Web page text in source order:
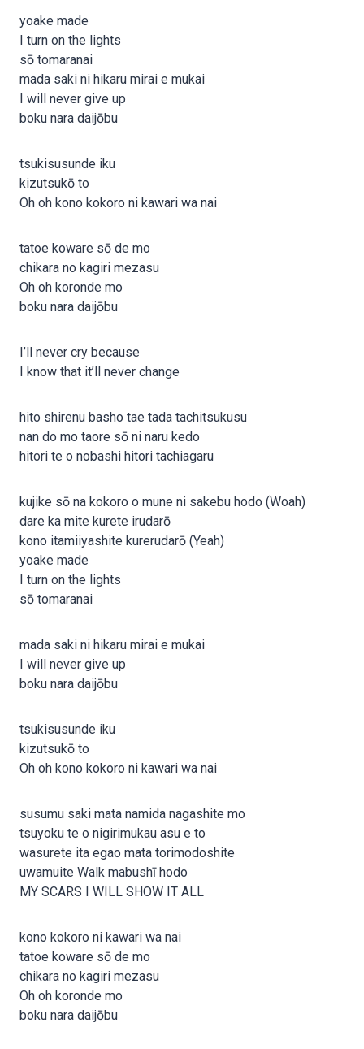
yoake made
I turn on the lights
sō tomaranai
mada saki ni hikaru mirai e mukai
I will never give up
boku nara daijōbu
tsukisusunde iku
kizutsukō to
Oh oh kono kokoro ni kawari wa nai
tatoe koware sō de mo
chikara no kagiri mezasu
Oh oh koronde mo
boku nara daijōbu
I’ll never cry because
I know that it’ll never change
hito shirenu basho tae tada tachitsukusu
nan do mo taore sō ni naru kedo
hitori te o nobashi hitori tachiagaru
kujike sō na kokoro o mune ni sakebu hodo (Woah)
dare ka mite kurete irudarō
kono itamiiyashite kurerudarō (Yeah)
yoake made
I turn on the lights
sō tomaranai
mada saki ni hikaru mirai e mukai
I will never give up
boku nara daijōbu
tsukisusunde iku
kizutsukō to
Oh oh kono kokoro ni kawari wa nai
susumu saki mata namida nagashite mo
tsuyoku te o nigirimukau asu e to
wasurete ita egao mata torimodoshite
uwamuite Walk mabushī hodo
MY SCARS I WILL SHOW IT ALL
kono kokoro ni kawari wa nai
tatoe koware sō de mo
chikara no kagiri mezasu
Oh oh koronde mo
boku nara daijōbu